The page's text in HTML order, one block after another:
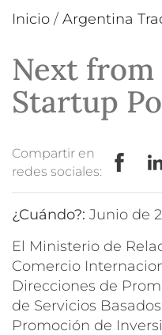
Inicio / Argentina
Next from
Startup
Compartir en
redes sociales:
¿Cuándo?:
junio de
El Ministerio de
Comercio
Direcciones de
de Servicios
Promoción de